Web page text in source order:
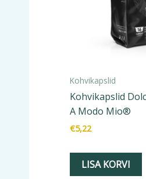
Kohvikapslid
Kohvikapslid
A Modo Mio®
€5,22
LISA KORVI